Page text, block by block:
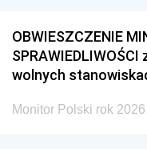
OBWIESZCZENIE
wolnych
Monitor Polski rok